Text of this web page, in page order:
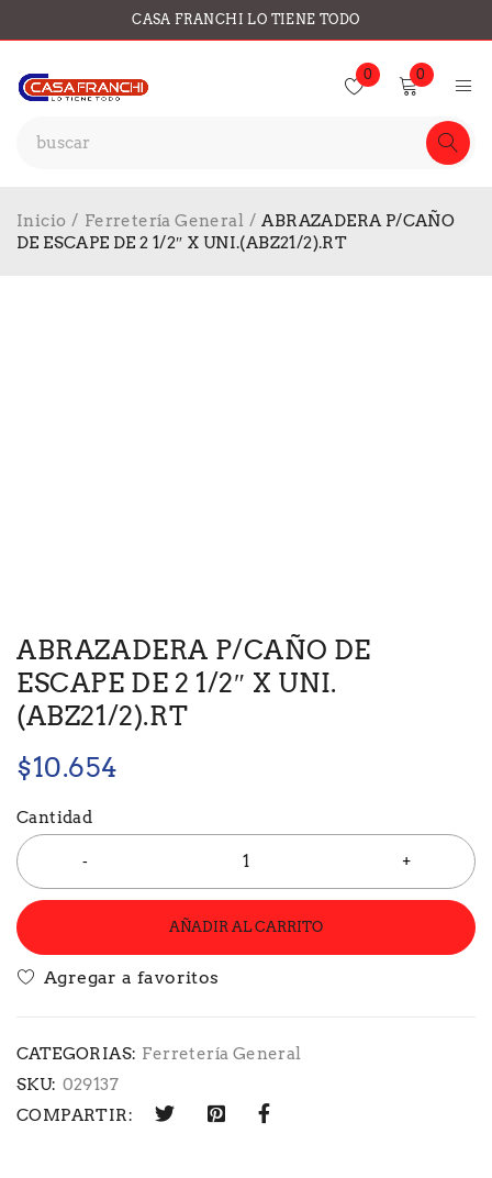
CASA FRANCHI LO TIENE TODO
0 0
Inicio / Ferretería General / ABRAZADERA P/CAÑO
DE ESCAPE DE 2 1/2″ X UNI.(ABZ21/2).RT
ABRAZADERA P/CAÑO DE
ESCAPE DE 2 1/2″ X UNI.
(ABZ21/2).RT
$10.654
Cantidad
AÑADIR AL CARRITO
CATEGORIAS: Ferretería General
SKU: 029137
COMPARTIR: